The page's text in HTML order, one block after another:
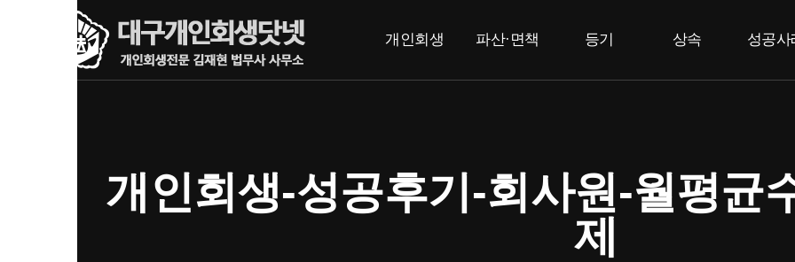
메뉴 건너뛰기
개인회생 파산·면책 등기 상속
상속포기
성공사
개인회생-성공후기-회사원-월평균
제